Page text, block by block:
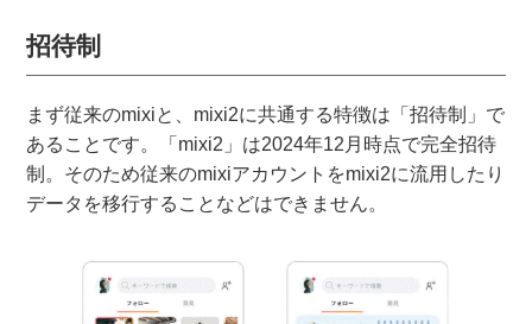
招待制
まず従来のmixiと、mixi2に共通する特徴は「招待制」で
あることです。「mixi2」は2024年12月時点で完全招待
制。そのため従来のmixiアカウントをmixi2に流用したり
データを移行することなどはできません。